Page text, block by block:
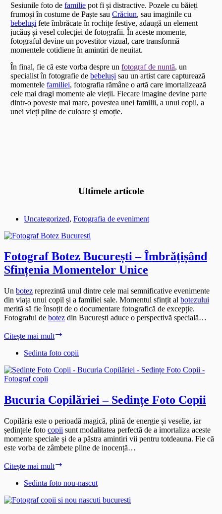
Sesiunile foto defamilie pot fi și distractive. Pozele cu băieți
frumoși în costume de Paște sauCrăciun, sau imaginile cu
bebeluși fete îmbrăcate în rochițe festive, adaugă un element
jucăuș și vesel colecției de fotografii. În aceste momente,
fotograful devine un povestitor vizual, care transformă
momentele cotidiene în amintiri de neuitat.
În final, fie că este vorba despre unfotograf de nuntă, un
specialist în fotografie debebeluși sau un artist care capturează
momentelefamiliei, fotografia rămâne o artă care imortalizează
cele mai dragi momente ale vieții. Fiecare imagine devine parte
dintr-o poveste mai mare, povestea unei familii, a unui copil, a
unei vieți pline de culoare și emoție.
Ultimele articole
Uncategorized, Fotografia de eveniment
Fotograf Botez București – Îmbrățișând
Sfințenia Momentelor Unice
Un botez reprezintă unul dintre cele mai semnificative evenimente
din viața unui copil și a familiei sale. Momentul sfințit al botezului
merită să fie însoțit de o documentare fotografică de excepție.
Fotograful de botez din București aduce o perspectivă specială…
Citește mai mult
București
Îmbrățișând
Unice
Sedinta foto copii
Bucuria Copilăriei – Sedințe Foto Copii
Copilăria este o perioadă magică, plină de energie și veselie, iar
ședințele foto copii sunt modalitatea perfectă de a imortaliza aceste
momente speciale și de a păstra amintiri vii pentru totdeauna. Fie că
este vorba de zâmbete pline de inocență…
Citește mai mult
–
Foto
Sedinta foto nou-nascut